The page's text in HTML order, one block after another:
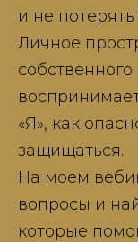
и не
Личное
«Я», как
защищаться.
На моем
вопросы и
которые